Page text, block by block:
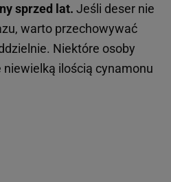
sprzed lat. Jeśli deser nie
warto przechowywać
Niektóre osoby
ilością cynamonu